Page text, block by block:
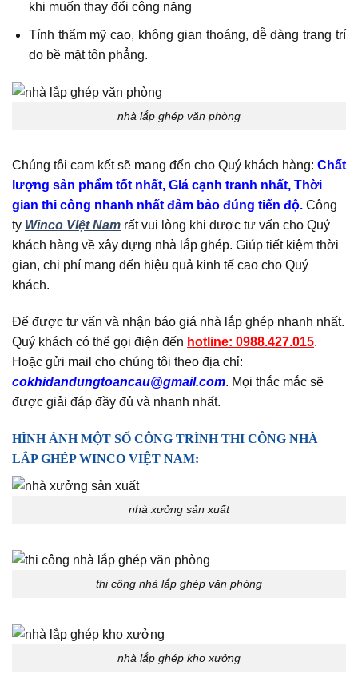
khi muốn thay đổi công năng
Tính thẩm mỹ cao, không gian thoáng, dễ dàng trang trí
do bề mặt tôn phẳng.
nhà lắp ghép văn phòng
Chúng tôi cam kết sẽ mang đến cho Quý khách hàng: Chất
lượng sản phẩm tốt nhất, GIá cạnh tranh nhất, Thời
gian thi công nhanh nhất đảm bảo đúng tiến độ. Công
ty Winco VIệt Nam rất vui lòng khi được tư vấn cho Quý
khách hàng về xây dựng nhà lắp ghép. Giúp tiết kiệm thời
gian, chi phí mang đến hiệu quả kinh tế cao cho Quý
khách.
Để được tư vấn và nhận báo giá nhà lắp ghép nhanh nhất.
Quý khách có thể gọi điện đến hotline: 0988.427.015.
Hoặc gửi mail cho chúng tôi theo địa chỉ:
cokhidandungtoancau@gmail.com. Mọi thắc mắc sẽ
được giải đáp đầy đủ và nhanh nhất.
HÌNH ẢNH MỘT SỐ CÔNG TRÌNH THI CÔNG NHÀ
LẮP GHÉP WINCO VIỆT NAM:
nhà xưởng sản xuất
thi công nhà lắp ghép văn phòng
nhà lắp ghép kho xưởng